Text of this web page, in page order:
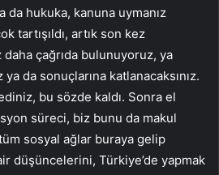
hukuka, kanuna uymanız
tartışıldı, artık son kez
çağrıda bulunuyoruz, ya
da sonuçlarına katlanacaksınız.
bu sözde kaldı. Sonra el
süreci, biz bunu da makul
sosyal ağlar buraya gelip
düşüncelerini, Türkiye’de yapmak